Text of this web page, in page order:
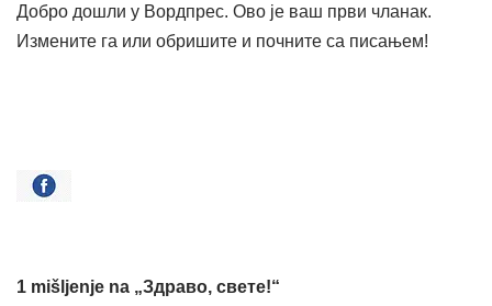
Добро дошли у Вордпрес. Ово је ваш први чланак.
Измените га или обришите и почните са писањем!
1 mišljenje na „Здраво, свете!“